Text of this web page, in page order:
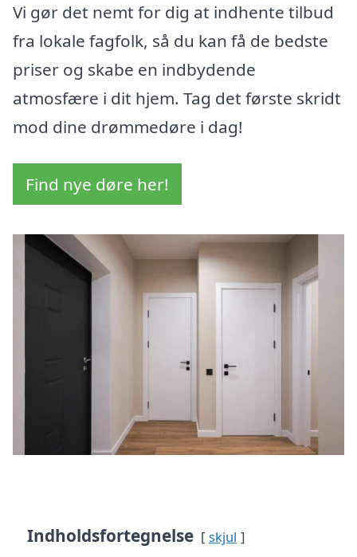
Vi gør det nemt for dig at indhente tilbud
fra lokale fagfolk, så du kan få de bedste
priser og skabe en indbydende
atmosfære i dit hjem. Tag det første skridt
mod dine drømmedøre i dag!
Find nye døre her!
Indholdsfortegnelse skjul